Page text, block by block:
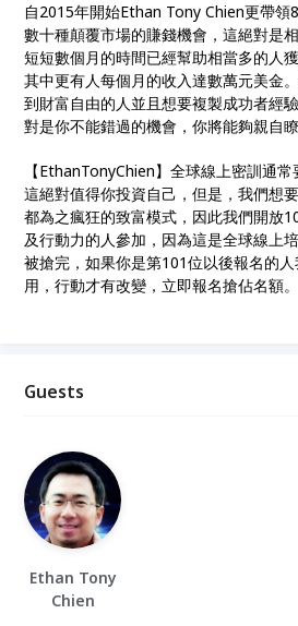
自2015年開始Ethan Tony Chien更帶領
數十種顛覆市場的賺錢機會，這絕對是
短短數個月的時間已經幫助相當多的人
其中更有人每個月的收入達數萬元美金
到財富自由的人並且想要複製成功者經
對是你不能錯過的機會，你將能夠親自
【EthanTonyChien】全球線上密訓通
這絕對值得你投資自己，但是，我們想
都為之瘋狂的致富模式，因此我們開放
及行動力的人參加，因為這是全球線上
被搶完，如果你是第101位以後報名的
用，行動才有改變，立即報名搶佔名額。
Guests
Ethan Tony
Chien